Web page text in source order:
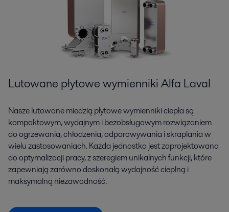
Lutowane płytowe wymienniki Alfa Laval
Nasze lutowane miedzią płytowe wymienniki ciepła są
kompaktowym, wydajnym i bezobsługowym rozwiązaniem
do ogrzewania, chłodzenia, odparowywania i skraplania w
wielu zastosowaniach. Każda jednostka jest zaprojektowana
do optymalizacji pracy, z szeregiem unikalnych funkcji, które
zapewniają zarówno doskonałą wydajność cieplną i
maksymalną niezawodność.